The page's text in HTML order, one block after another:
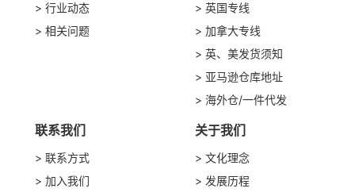
行业动态
相关问题
英国专线
加拿大专线
英、美发货须知
亚马逊仓库地址
海外仓/一件代发
联系我们
联系方式
加入我们
关于我们
文化理念
发展历程